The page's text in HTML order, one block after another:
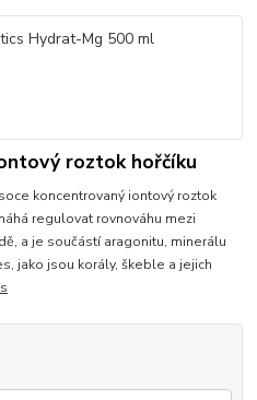
roztok hořčíku
koncentrovaný iontový roztok
regulovat rovnováhu mezi
a je součástí aragonitu, minerálu
jako jsou korály, škeble a jejich